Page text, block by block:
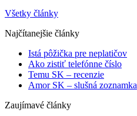
Všetky články
Najčítanejšie články
Istá pôžička pre neplatičov
Ako zistiť telefónne číslo
Temu SK – recenzie
Amor SK – slušná zoznamka
Zaujímavé články